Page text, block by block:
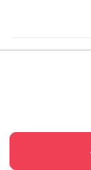
سیمای